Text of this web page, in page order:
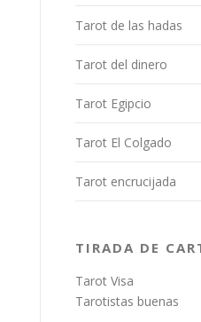
Tarot de las hadas
Tarot del dinero
Tarot Egipcio
Tarot El Colgado
Tarot encrucijada
TIRADA DE
Tarot Visa
Tarotistas buenas